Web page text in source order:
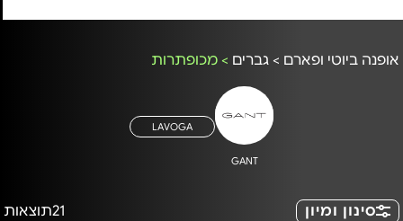
אופנה ביוטי ופארם > גברים > מכופתרות
GANT
LAVOGA
סינון ומיון 21תוצאות